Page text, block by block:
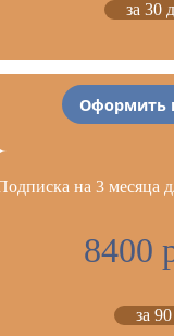
за 30
Оформить
на 3 месяца
8400
за